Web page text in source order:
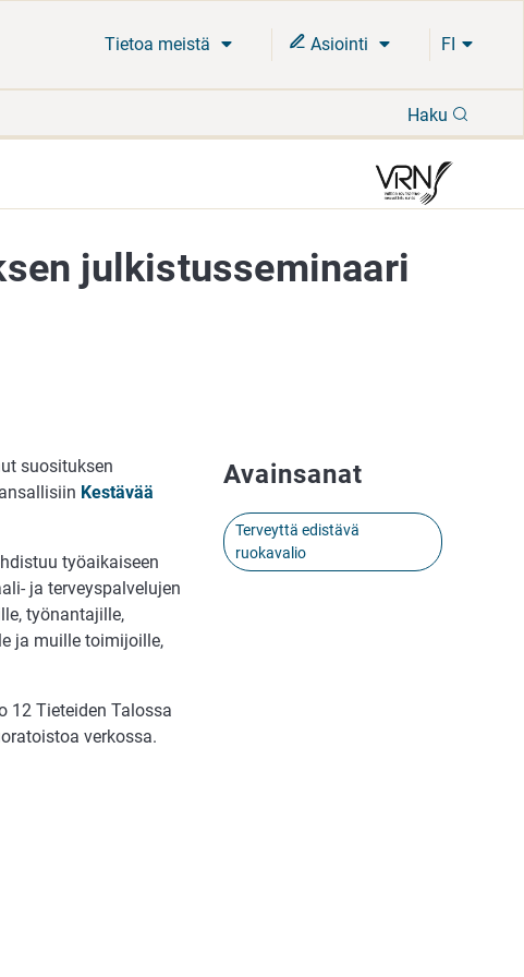
Tietoa meistä Asiointi FI
Haku
julkistusseminaari
suosituksen
Kestävää
työaikaiseen
ja terveyspalvelujen
työnantajille,
ja muille toimijoille,
12 Tieteiden Talossa
verkossa.
Avainsanat
Terveyttä edistävä
ruokavalio